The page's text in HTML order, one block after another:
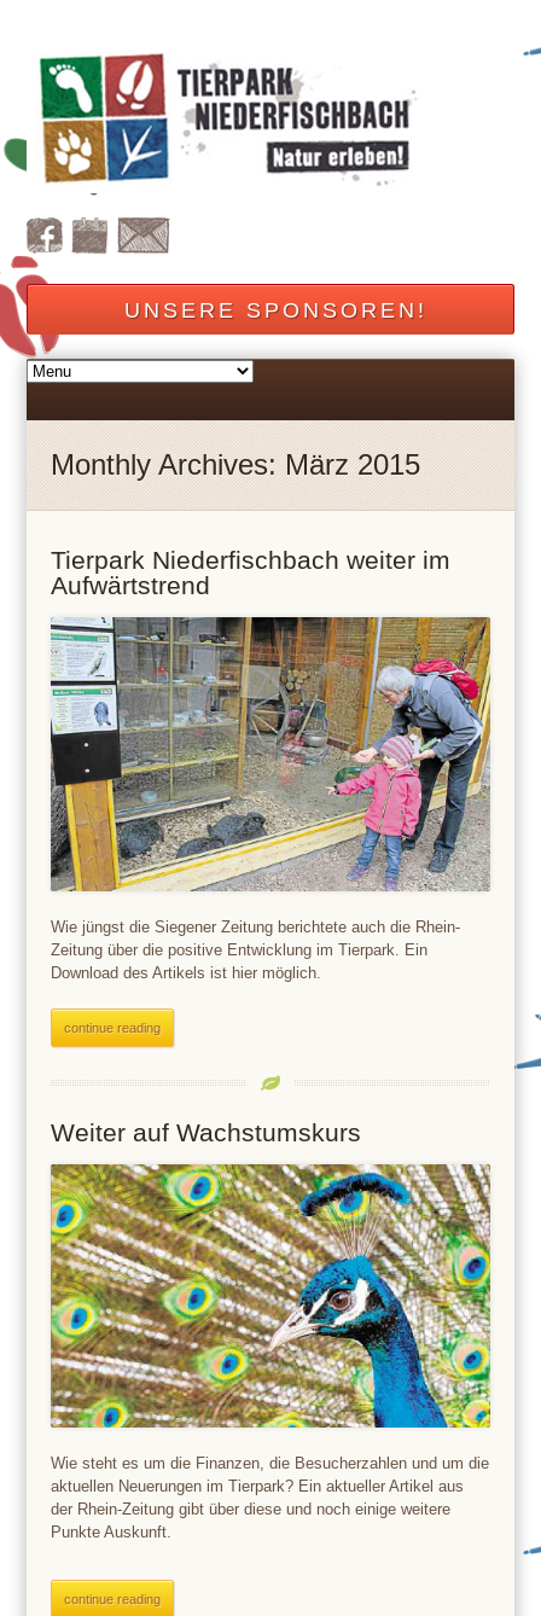
UNSERE SPONSOREN!
Monthly Archives: März 2015
Tierpark Niederfischbach weiter im
Aufwärtstrend
Wie jüngst die Siegener Zeitung berichtete auch die Rhein-
Zeitung über die positive Entwicklung im Tierpark. Ein
Download des Artikels ist hier möglich.
continue reading
Weiter auf Wachstumskurs
Wie steht es um die Finanzen, die Besucherzahlen und um die
aktuellen Neuerungen im Tierpark? Ein aktueller Artikel aus
der Rhein-Zeitung gibt über diese und noch einige weitere
Punkte Auskunft.
continue reading